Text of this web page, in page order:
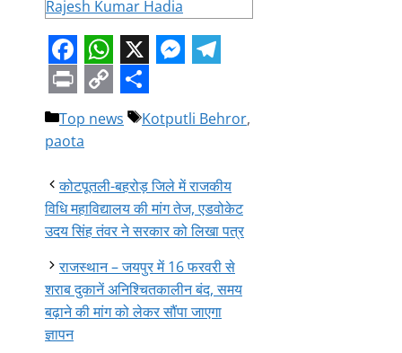
Rajesh Kumar Hadia
Facebook
WhatsApp
X
PrintCopy
Link
Share
Categories
Top news Tags
Kotputli Behror,
paota
कोटपूतली-बहरोड़ जिले में राजकीय
विधि महाविद्यालय की मांग तेज, एडवोकेट
उदय सिंह तंवर ने सरकार को लिखा पत्र
राजस्थान – जयपुर में 16 फरवरी से
शराब दुकानें अनिश्चितकालीन बंद, समय
बढ़ाने की मांग को लेकर सौंपा जाएगा
ज्ञापन